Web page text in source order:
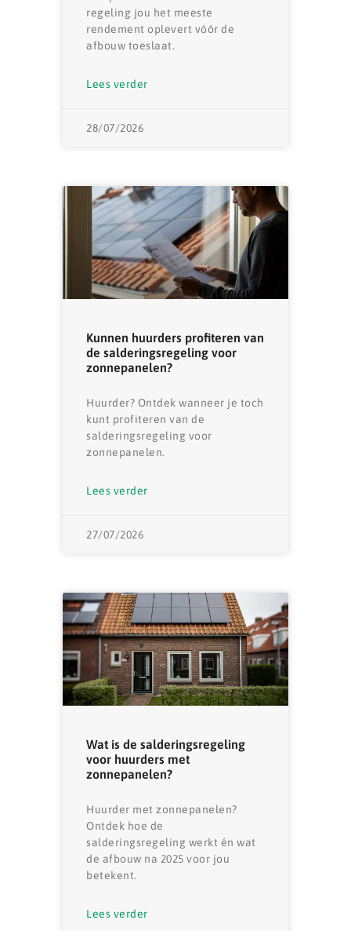
regeling jou het meeste
rendement oplevert vóór de
afbouw toeslaat.
Lees verder
28/07/2026
Kunnen huurders profiteren van
de salderingsregeling voor
zonnepanelen?
Huurder? Ontdek wanneer je toch
kunt profiteren van de
salderingsregeling voor
zonnepanelen.
Lees verder
27/07/2026
Wat is de salderingsregeling
voor huurders met
zonnepanelen?
Huurder met zonnepanelen?
Ontdek hoe de
salderingsregeling werkt én wat
de afbouw na 2025 voor jou
betekent.
Lees verder